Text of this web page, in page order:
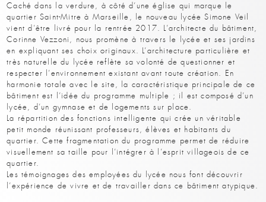
Caché dans la verdure, à côté d’une église qui marque le
quartier Saint-Mitre à Marseille, le nouveau lycée Simone Veil
vient d’être livré pour la rentrée 2017. L’architecte du bâtiment,
Corinne Vezzoni, nous promène à travers le lycée et ses jardins
en expliquant ses choix originaux. L’architecture particulière et
très naturelle du lycée reflète sa volonté de questionner et
respecter l’environnement existant avant toute création. En
harmonie totale avec le site, la caractéristique principale de ce
bâtiment est l’idée du programme multiple ; il est composé d’un
lycée, d’un gymnase et de logements sur place.
La répartition des fonctions intelligente qui crée un véritable
petit monde réunissant professeurs, élèves et habitants du
quartier. Cette fragmentation du programme permet de réduire
visuellement sa taille pour l’intégrer à l’esprit villageois de ce
quartier.
Les témoignages des employées du lycée nous font découvrir
l’expérience de vivre et de travailler dans ce bâtiment atypique.